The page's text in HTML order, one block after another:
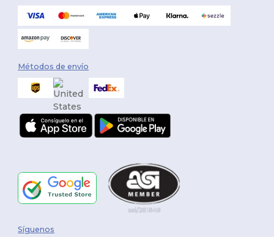
Métodos de envío
Síguenos